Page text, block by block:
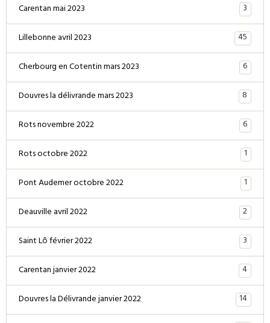
Carentan mai 2023
3
Lillebonne avril 2023
45
Cherbourg en Cotentin mars 2023
6
Douvres la délivrande mars 2023
8
Rots novembre 2022
6
Rots octobre 2022
1
Pont Audemer octobre 2022
1
Deauville avril 2022
2
Saint Lô février 2022
3
Carentan janvier 2022
4
Douvres la Délivrande janvier 2022
14